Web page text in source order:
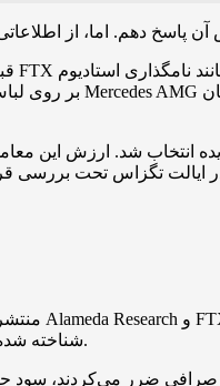
FTX به عنوان یک بازارساز عمل کرده است. همچنین، Alameda به عنوان بزرگترین سپرده‌گذار استیبل کوین در FTX شناخته شده است.